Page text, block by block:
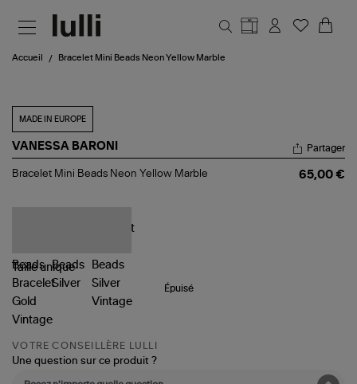
Accueil Bracelet Mini Beads Neon Yellow Marble
MADE IN EUROPE
VANESSA BARONI
Bracelet
Partager
Bracelet Mini Beads Neon Yellow Marble 65,00 €
Tailleunique
Épuisé
VOTRE CONSEILLÈRE LULLI
Une question sur ce produit ?